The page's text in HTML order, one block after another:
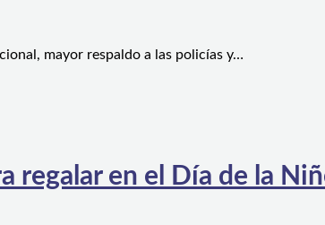
mayor respaldo a las policías y…
regalar en el Día de la